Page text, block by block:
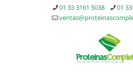
01 33 3161 5038
01